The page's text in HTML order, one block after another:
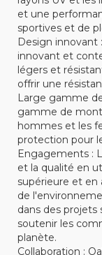
et une
sportives et de
Design innovant
innovant et
légers et
offrir une
Large gamme
gamme de
hommes et les
protection pour
Engagements :
et la qualité en
supérieure et en
de
dans des
soutenir les
planète.
Collaboration :